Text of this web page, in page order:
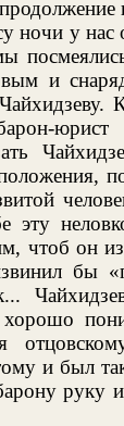
ночи у нас
и
эту
чтоб он
бы
и был
руку